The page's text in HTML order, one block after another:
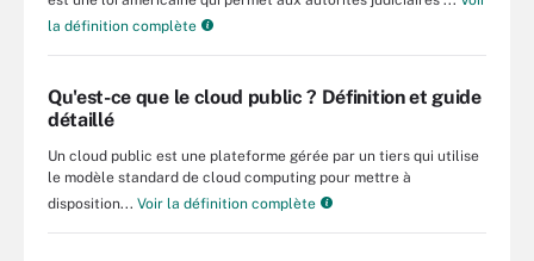
la définition complète
Qu'est-ce que le cloud public ? Définition et guide
détaillé
Un cloud public est une plateforme gérée par un tiers qui utilise
le modèle standard de cloud computing pour mettre à
disposition... Voir la définition complète